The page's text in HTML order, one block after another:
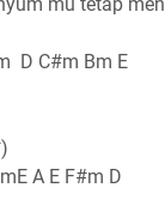
D C#m Bm E
A E F#m D